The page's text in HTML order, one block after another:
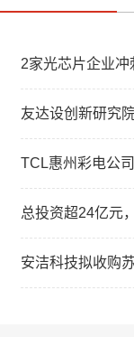
2家光芯片企业
友达设创新研究
TCL惠州彩电公
总投资超24亿元
安洁科技拟收购